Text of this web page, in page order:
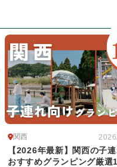
関西
【2026年最新】関西の子
おすすめグランピング厳選